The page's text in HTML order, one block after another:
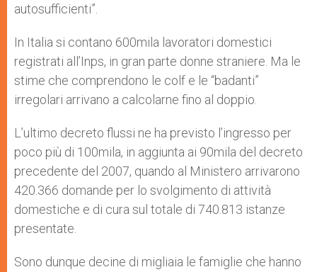
autosufficienti”.
In Italia si contano 600mila lavoratori domestici
registrati all’Inps, in gran parte donne straniere. Ma le
stime che comprendono le colf e le “badanti”
irregolari arrivano a calcolarne fino al doppio.
L’ultimo decreto flussi ne ha previsto l’ingresso per
poco più di 100mila, in aggiunta ai 90mila del decreto
precedente del 2007, quando al Ministero arrivarono
420.366 domande per lo svolgimento di attività
domestiche e di cura sul totale di 740.813 istanze
presentate.
Sono dunque decine di migliaia le famiglie che hanno